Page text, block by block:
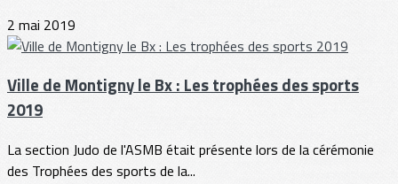
2 mai 2019
Ville de Montigny le Bx : Les trophées des sports
2019
La section Judo de l'ASMB était présente lors de la cérémonie
des Trophées des sports de la...